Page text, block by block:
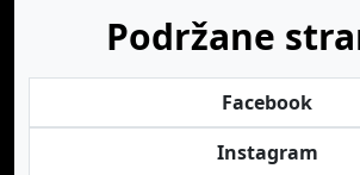
Podržane
Facebook
Instagram